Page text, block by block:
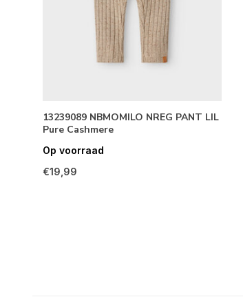
13239089 NBMOMILO NREG PANT LIL
Pure Cashmere
Op voorraad
€19,99